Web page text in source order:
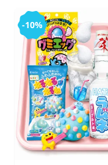
-10%